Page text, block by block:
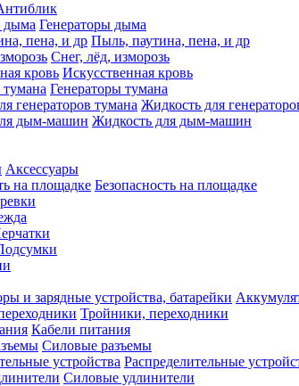
Генераторы дыма
Пыль, паутина, пена, и др
Снег, лёд, изморозь
Искусственная кровь
Генераторы тумана
Жидкость для
Жидкость для дым-машин
Аксессуары
Безопасность на площадке
Тройники, переходники
Кабели питания
Силовые разъемы
Распределительные
Силовые удлинители